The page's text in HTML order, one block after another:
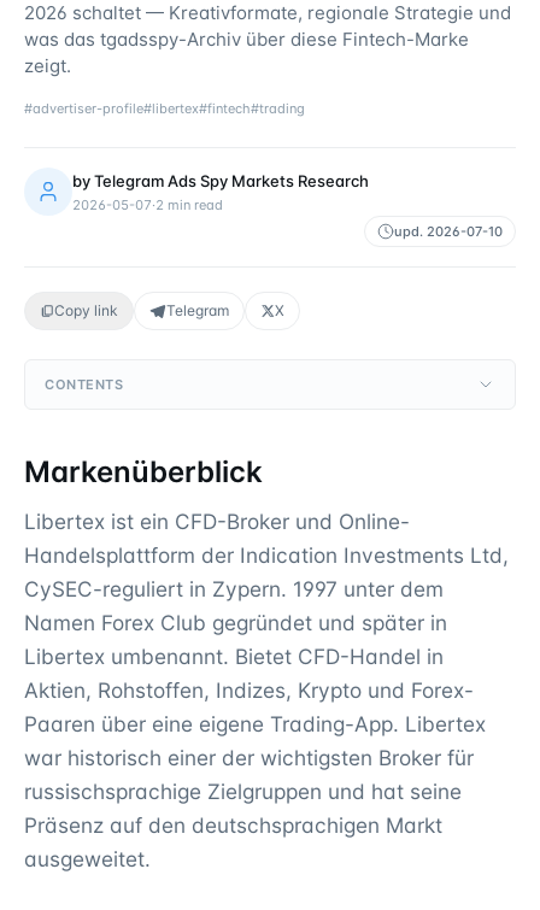
2026 schaltet — Kreativformate, regionale Strategie und
was das tgadsspy-Archiv über diese Fintech-Marke
zeigt.
#advertiser-profile#libertex#fintech#trading
byTelegram Ads Spy Markets Research
2026-05-07·2 min read
upd. 2026-07-10
Copy link Telegram X
CONTENTS
Markenüberblick
Libertex ist ein CFD-Broker und Online-
Handelsplattform der Indication Investments Ltd,
CySEC-reguliert in Zypern. 1997 unter dem
Namen Forex Club gegründet und später in
Libertex umbenannt. Bietet CFD-Handel in
Aktien, Rohstoffen, Indizes, Krypto und Forex-
Paaren über eine eigene Trading-App. Libertex
war historisch einer der wichtigsten Broker für
russischsprachige Zielgruppen und hat seine
Präsenz auf den deutschsprachigen Markt
ausgeweitet.